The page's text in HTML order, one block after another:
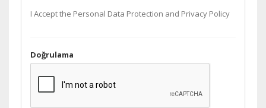
I Accept the Personal Data Protection and Privacy Policy
Doğrulama